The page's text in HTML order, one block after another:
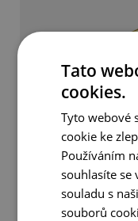
Tato
cookies.
Tyto webové
cookie ke
Používáním
souhlasíte se
souladu s
souborů